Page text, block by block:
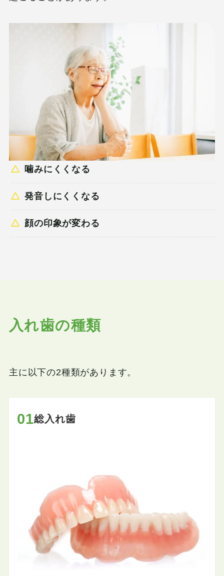
噛みにくくなる
発音しにくくなる
顔の印象が変わる
入れ歯の種類
主に以下の2種類があります。
01総入れ歯